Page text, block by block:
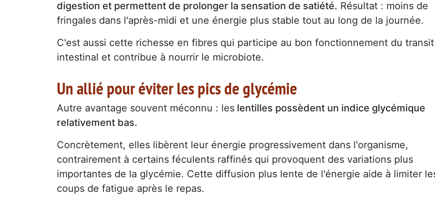
digestion et permettent de prolonger la sensation de satiété. Résultat : moins de
fringales dans l'après-midi et une énergie plus stable tout au long de la journée.
C'est aussi cette richesse en fibres qui participe au bon fonctionnement du transit
intestinal et contribue à nourrir le microbiote.
Un allié pour éviter les pics de glycémie
Autre avantage souvent méconnu : les lentilles possèdent un indice glycémique
relativement bas.
Concrètement, elles libèrent leur énergie progressivement dans l'organisme,
contrairement à certains féculents raffinés qui provoquent des variations plus
importantes de la glycémie. Cette diffusion plus lente de l'énergie aide à limiter
coups de fatigue après le repas.